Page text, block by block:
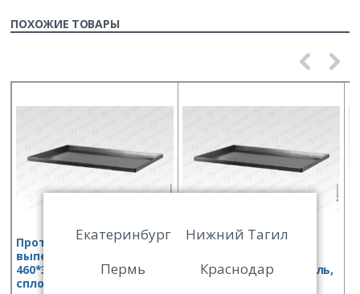
ПОХОЖИЕ ТОВАРЫ
Противень для
выпекания ПДВ —
460*330*10, черная сталь,
сплошной, 4 борта
Противень для
530*470*30, черная сталь,
Екатеринбург
Нижний Тагил
Пермь
Краснодар